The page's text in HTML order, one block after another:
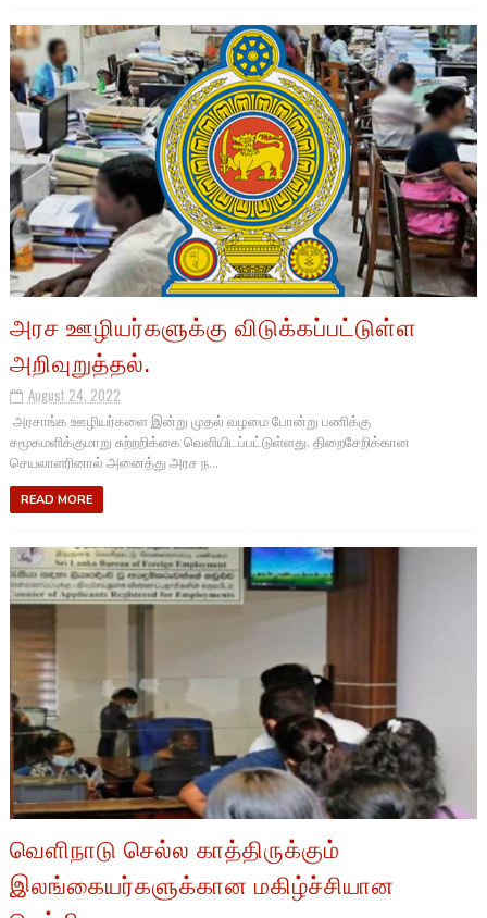
அரச ஊழியர்களுக்கு விடுக்கப்பட்டுள்ள
அறிவுறுத்தல்.
August 24, 2022
அரசாங்க ஊழியர்களை இன்று முதல் வழமை போன்று பணிக்கு
சமூகமளிக்குமாறு சுற்றறிக்கை வெளியிடப்பட்டுள்ளது. திறைசேறிக்கான
செயலாளரினால் அனைத்து அரச ந...
READ MORE
வெளிநாடு செல்ல காத்திருக்கும்
இலங்கையர்களுக்கான மகிழ்ச்சியான